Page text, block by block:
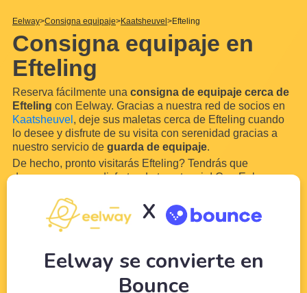
Eelway Consigna equipaje Kaatsheuvel Efteling
Consigna equipaje en
Efteling
Reserva fácilmente una consigna de equipaje cerca de
Efteling con Eelway. Gracias a nuestra red de socios en
Kaatsheuvel , deje sus maletas cerca de Efteling cuando
lo desee y disfrute de su visita con serenidad gracias a
nuestro servicio de guarda de equipaje.
De hecho, pronto visitarás Efteling? Tendrás que
desempacar para disfrutar de tu estancia! Con Eelway,
equipaje mientras disfrutas de tu visita a Efteling.
Cómo funcionan las...Leer más
X
Eelway se convierte en
Bounce